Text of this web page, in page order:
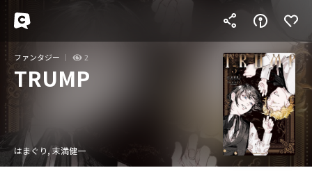
ファンタジー 2
TRUMP
はまぐり, 末満健一